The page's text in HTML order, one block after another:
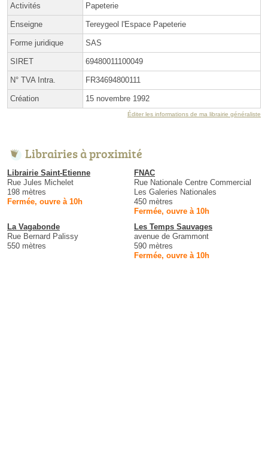
Activités Papeterie
Enseigne Tereygeol l'Espace Papeterie
Forme juridique SAS
SIRET 69480011100049
N° TVA Intra. FR34694800111
Création 15 novembre 1992
Éditer les informations de ma librairie généraliste
Librairies à proximité
Librairie Saint-Etienne
Rue Jules Michelet
198 mètres
Fermée, ouvre à 10h
FNAC
Rue Nationale Centre Commercial
Les Galeries Nationales
450 mètres
Fermée, ouvre à 10h
La Vagabonde
Rue Bernard Palissy
550 mètres
Les Temps Sauvages
avenue de Grammont
590 mètres
Fermée, ouvre à 10h